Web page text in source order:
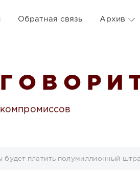
Обратная связь Архив
О В О Р И
компромиссов
будет платить полумиллионный